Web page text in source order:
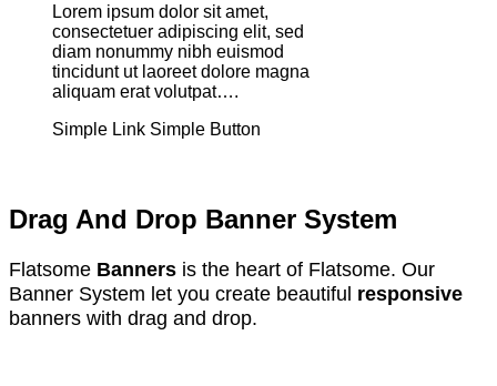
Lorem ipsum dolor sit amet,
consectetuer adipiscing elit, sed
diam nonummy nibh euismod
tincidunt ut laoreet dolore magna
aliquam erat volutpat….
Simple Link Simple Button
Drag And Drop Banner System
Flatsome Banners is the heart of Flatsome. Our
Banner System let you create beautiful responsive
banners with drag and drop.